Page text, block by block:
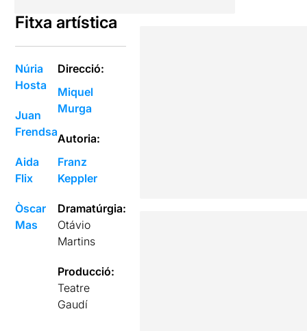
Fitxa artística
Núria
Hosta
Juan
Frendsa
Aida
Flix
Òscar
Mas
Direcció:
Miquel
Murga
Autoria:
Franz
Keppler
Dramatúrgia:
Otávio
Martins
Producció:
Teatre
Gaudí